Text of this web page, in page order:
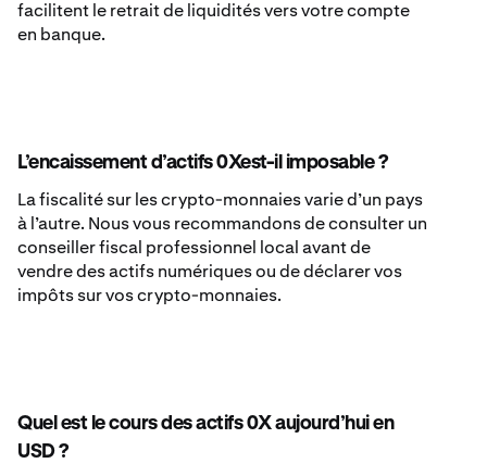
facilitent le retrait de liquidités vers votre compte
en banque.
L’encaissement d’actifs 0Xest-il imposable ?
La fiscalité sur les crypto-monnaies varie d’un pays
à l’autre. Nous vous recommandons de consulter un
conseiller fiscal professionnel local avant de
vendre des actifs numériques ou de déclarer vos
impôts sur vos crypto-monnaies.
Quel est le cours des actifs 0X aujourd’hui en
USD ?